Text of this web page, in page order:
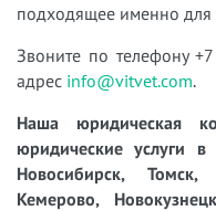
подходящее именно для
Звоните по телефону
адрес info@vitvet.com.
Наша юридическая
юридические услуги
Новосибирск,
Кемерово,